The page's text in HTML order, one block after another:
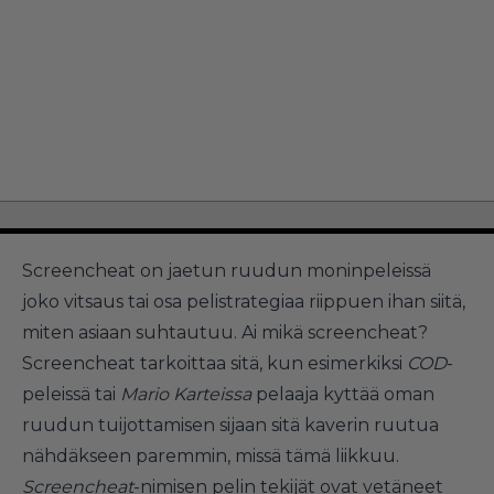
Screencheat on jaetun ruudun moninpeleissä
joko vitsaus tai osa pelistrategiaa riippuen ihan siitä,
miten asiaan suhtautuu. Ai mikä screencheat?
Screencheat tarkoittaa sitä, kun esimerkiksi COD-
peleissä tai Mario Karteissapelaaja kyttää oman
ruudun tuijottamisen sijaan sitä kaverin ruutua
nähdäkseen paremmin, missä tämä liikkuu.
Screencheat-nimisen pelin tekijät ovat vetäneet